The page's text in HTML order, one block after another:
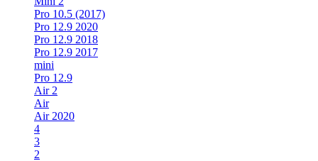
Pro 10.5 (2017)
Pro 12.9 2020
Pro 12.9 2018
Pro 12.9 2017
mini
Pro 12.9
Air 2
Air
Air 2020
4
3
2